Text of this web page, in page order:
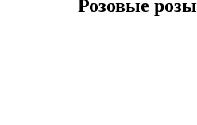
Розовые розы